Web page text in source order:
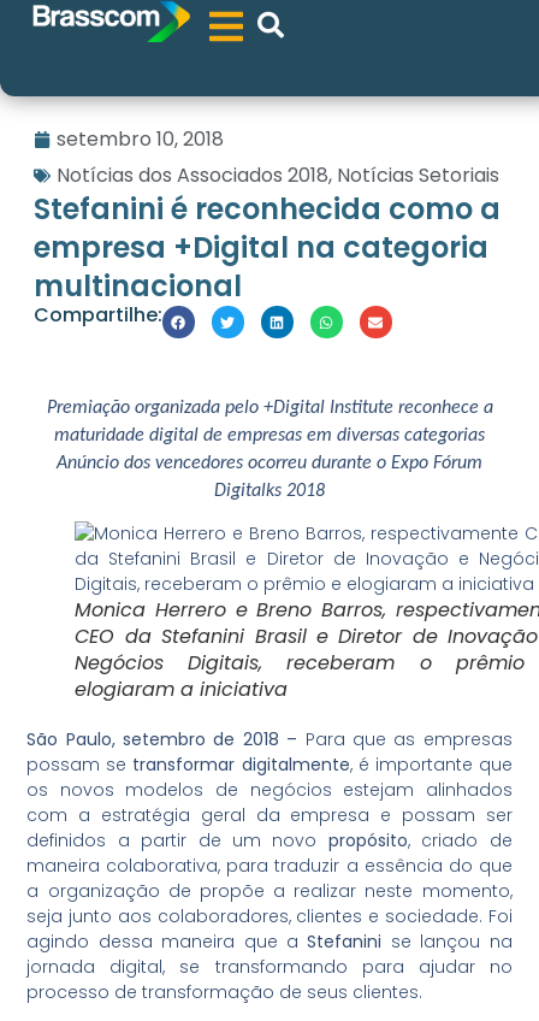
setembro 10, 2018
Notícias dos Associados 2018, Notícias Setoriais
Stefanini é reconhecida como a
empresa +Digital na categoria
multinacional
Compartilhe:
Premiação organizada pelo +Digital Institute reconhece a
maturidade digital de empresas em diversas categorias
Anúncio dos vencedores ocorreu durante o Expo Fórum
Digitalks 2018
Monica Herrero e Breno Barros,
CEO da Stefanini Brasil e Diretor de
Negócios Digitais, receberam o
elogiaram a iniciativa
São Paulo, setembro de 2018 – Para que as empresas
possam se transformar digitalmente, é importante que
os novos modelos de negócios estejam alinhados
com a estratégia geral da empresa e possam ser
definidos a partir de um novo propósito, criado de
maneira colaborativa, para traduzir a essência do que
a organização de propõe a realizar neste momento,
seja junto aos colaboradores, clientes e sociedade. Foi
agindo dessa maneira que aStefanini se lançou na
jornada digital, se transformando para ajudar no
processo de transformação de seus clientes.